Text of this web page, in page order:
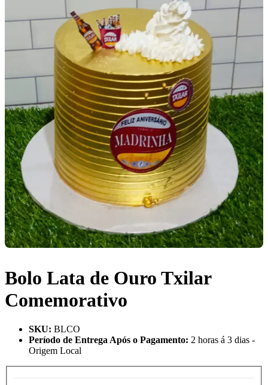
Bolo Lata de Ouro Txilar
Comemorativo
SKU: BLCO
Período de Entrega Após o Pagamento: 2 horas á 3 dias -
Origem Local